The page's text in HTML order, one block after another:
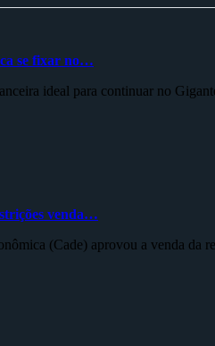
se fixar no…
ideal para continuar no
venda…
(Cade) aprovou a venda da